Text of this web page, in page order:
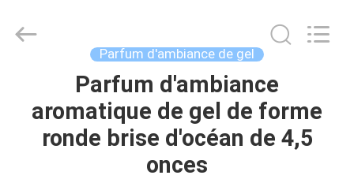
MAISON
PRODUITS
Products
Parfum d'ambiance de gel
Parfum d'ambiance
aromatique de gel de forme
ronde brise d'océan de 4,5
onces